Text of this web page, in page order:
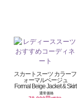
スカートスーツ カラーフ
ォーマルベージュ
Formal Beige Jacket & Skirt
通常価格